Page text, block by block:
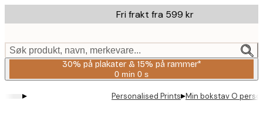
to
content.
Fri frakt fra 599 kr
Søk produkt, navn, merkevare...
30% på plakater & 15% på rammer*
0 min 0 s
Gyldig
og
▸ Personalised Prints▸Min bokstav O